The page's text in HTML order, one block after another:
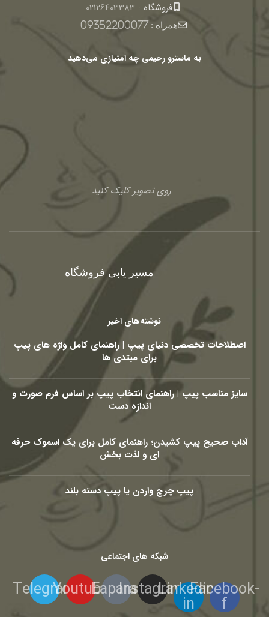
فروشگاه : 02126403383
همراه :09352200077
به ماسترو رحیمی چه امتیازی می‌دهید
روی تصویر کلیک کنید
مسیر یابی فروشگاه
نوشته‌های اخیر
اصطلاحات تخصصی دنیای پیپ | راهنمای کامل واژه های پیپ
برای مبتدی ها
سایز مناسب پیپ | راهنمای انتخاب پیپ بر اساس فرم صورت و
اندازه دست
آداب صحیح پیپ کشیدن؛ راهنمای کامل برای یک اسموک حرفه
ای و لذت بخش
پیپ چرچ واردن یا پیپ دسته بلند
شبکه های اجتماعی
Facebook-
f
Linkedin-
in
Instagram
Eaparat
Youtube
Telegram